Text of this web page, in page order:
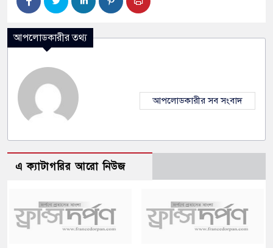
আপলোডকারীর তথ্য
আপলোডকারীর সব সংবাদ
এ ক্যাটাগরির আরো নিউজ